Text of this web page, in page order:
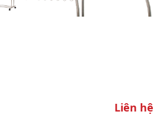
Liên hệ